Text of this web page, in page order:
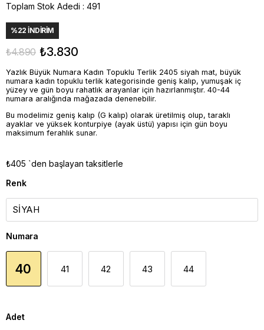
Toplam Stok Adedi : 491
%22 İNDIRIM
₺4.890 ₺3.830
Yazlık Büyük Numara Kadın Topuklu Terlik 2405 siyah mat, büyük
numara kadın topuklu terlik kategorisinde geniş kalıp, yumuşak iç
yüzey ve gün boyu rahatlık arayanlar için hazırlanmıştır. 40-44
numara aralığında mağazada denenebilir.
Bu modelimiz geniş kalıp (G kalıp) olarak üretilmiş olup, taraklı
ayaklar ve yüksek konturpiye (ayak üstü) yapısı için gün boyu
maksimum ferahlık sunar.
₺405 `den başlayan taksitlerle
Renk
Numara
40 41 42 43 44
Adet